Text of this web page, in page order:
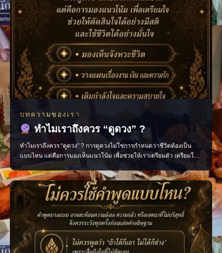
บทความของเรา
ทำไมเราถึงควร “ดูดวง” ?
ทำไมเราถึงควร “ดูดวง” ? การดูดวงไม่ใช่การกำหนดว่าชีวิตต้องเป็น
แบบไหน แต่คือการมองเห็นแนวโน้ม เพื่อช่วยให้เราเตรียมตัว เตรียมใจ
และตัดสินใจได้อย่างมีสติมากขึ้น มองเห็นจังหวะสำคัญของชีวิต วางแผน
เรื่องงาน การเงิน และความรัก เติมกำลังใจในวันที่รู้สึกสับสน ช่วยให้เดิน
หน้าต่อได้อย่างมั่นใจ เพราะเมื่อเรารู